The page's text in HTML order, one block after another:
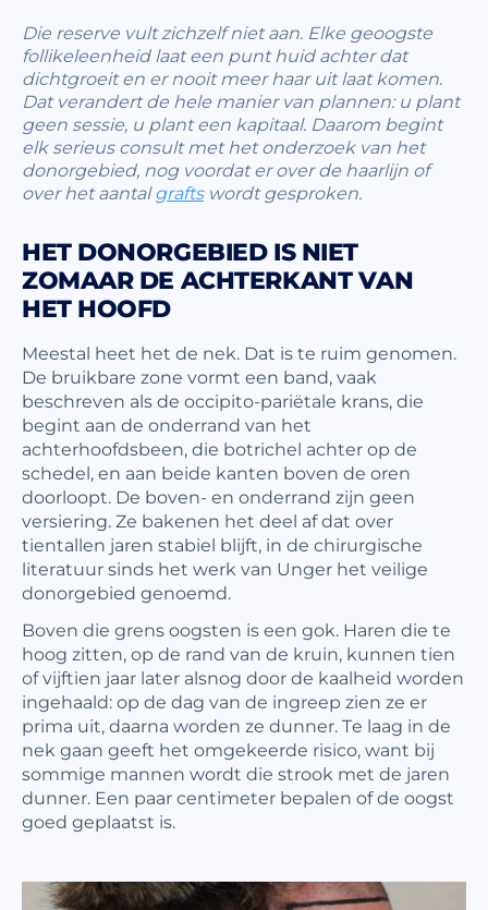
Die reserve vult zichzelf niet aan. Elke geoogste
follikeleenheid laat een punt huid achter dat
dichtgroeit en er nooit meer haar uit laat komen.
Dat verandert de hele manier van plannen: u plant
geen sessie, u plant een kapitaal. Daarom begint
elk serieus consult met het onderzoek van het
donorgebied, nog voordat er over de haarlijn of
over het aantalgraftswordt gesproken.
HET DONORGEBIED IS NIET
ZOMAAR DE ACHTERKANT VAN
HET HOOFD
Meestal heet het de nek. Dat is te ruim genomen.
De bruikbare zone vormt een band, vaak
beschreven als de occipito-pariëtale krans, die
begint aan de onderrand van het
achterhoofdsbeen, die botrichel achter op de
schedel, en aan beide kanten boven de oren
doorloopt. De boven- en onderrand zijn geen
versiering. Ze bakenen het deel af dat over
tientallen jaren stabiel blijft, in de chirurgische
literatuur sinds het werk van Unger het veilige
donorgebied genoemd.
Boven die grens oogsten is een gok. Haren die te
hoog zitten, op de rand van de kruin, kunnen tien
of vijftien jaar later alsnog door de kaalheid worden
ingehaald: op de dag van de ingreep zien ze er
prima uit, daarna worden ze dunner. Te laag in de
nek gaan geeft het omgekeerde risico, want bij
sommige mannen wordt die strook met de jaren
dunner. Een paar centimeter bepalen of de oogst
goed geplaatst is.